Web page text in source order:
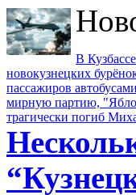
В
новокузнецких
пассажиров
мирную партию,
трагически погиб